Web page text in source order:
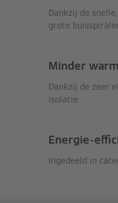
Dankzij de
grote
Minder
Dankzij de zeer
isolatie
Energie-
Ingedeeld in